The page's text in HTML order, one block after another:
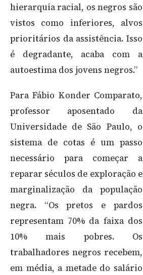
hierarquia racial, os negros são
vistos como inferiores, alvos
prioritários da assistência. Isso
é degradante, acaba com a
autoestima dos jovens negros.”
Para Fábio Konder Comparato,
professor aposentado da
Universidade de São Paulo, o
sistema de cotas é um passo
necessário para começar a
reparar séculos de exploração e
marginalização da população
negra. “Os pretos e pardos
representam 70% da faixa dos
10% mais pobres. Os
trabalhadores negros recebem,
em média, a metade do salário